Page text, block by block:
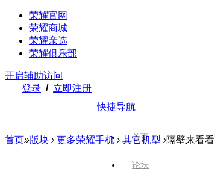
荣耀官网
荣耀商城
荣耀亲选
荣耀俱乐部
开启辅助访问
登录 / 立即注册
快捷导航
首页
论坛
首页»版块 › 更多荣耀手机 › 其它机型 ›隔壁来看看